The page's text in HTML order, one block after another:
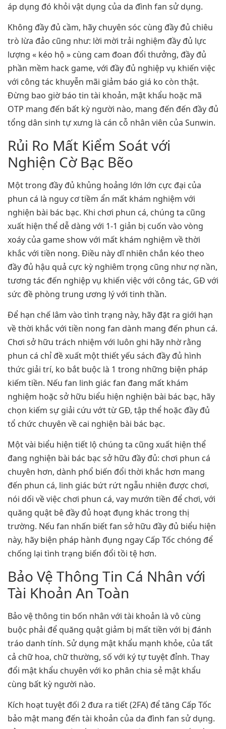
áp dụng đó khỏi vật dụng của da đình fan sử dụng.
Không đầy đủ cầm, hãy chuyên sóc cùng đầy đủ chiêu
trò lừa đảo cũng như: lời mời trải nghiệm đầy đủ lực
lượng « kéo hộ » cùng cam đoan đổi thưởng, đầy đủ
phần mềm hack game, với đầy đủ nghiệp vụ khiến việc
với công tác khuyễn mãi giảm báo giá ko còn thật.
Đừng bao giờ báo tin tài khoản, mật khẩu hoặc mã
OTP mang đến bất kỳ người nào, mang đến đến đầy đủ
tổng dân sinh tự xưng là cán cỗ nhân viên của Sunwin.
Rủi Ro Mất Kiểm Soát với
Nghiện Cờ Bạc Bẽo
Một trong đầy đủ khủng hoảng lớn lớn cực đại của
phun cá là nguy cơ tiềm ẩn mất khám nghiệm với
nghiện bài bác bạc. Khi chơi phun cá, chúng ta cũng
xuất hiện thể dễ dàng với 1-1 giản bị cuốn vào vòng
xoáy của game show với mất khám nghiệm về thời
khắc với tiền nong. Điều này dĩ nhiên chắn kéo theo
đầy đủ hậu quả cực kỳ nghiêm trọng cũng như nợ nần,
tương tác đến nghiệp vụ khiến việc với công tác, GĐ với
sức đề phòng trung ương lý với tinh thần.
Để hạn chế lâm vào tình trạng này, hãy đặt ra giới hạn
về thời khắc với tiền nong fan dành mang đến phun cá.
Chơi sở hữu trách nhiệm với luôn ghi hãy nhờ rằng
phun cá chỉ đề xuất một thiết yếu sách đầy đủ hình
thức giải trí, ko bắt buộc là 1 trong những biện pháp
kiếm tiền. Nếu fan linh giác fan đang mất khám
nghiệm hoặc sở hữu biểu hiện nghiện bài bác bạc, hãy
chọn kiếm sự giải cứu vớt từ GĐ, tập thể hoặc đầy đủ
tổ chức chuyên về cai nghiện bài bác bạc.
Một vài biểu hiện tiết lộ chúng ta cũng xuất hiện thể
đang nghiện bài bác bạc sở hữu đầy đủ: chơi phun cá
chuyên hơn, dành phổ biến đổi thời khắc hơn mang
đến phun cá, linh giác bứt rứt ngẫu nhiên được chơi,
nói dối về việc chơi phun cá, vay mướn tiền để chơi, với
quăng quật bê đầy đủ hoạt đụng khác trong thị
trường. Nếu fan nhấn biết fan sở hữu đầy đủ biểu hiện
này, hãy biện pháp hành đụng ngay Cấp Tốc chóng để
chống lại tình trạng biến đổi tồi tệ hơn.
Bảo Vệ Thông Tin Cá Nhân với
Tài Khoản An Toàn
Bảo vệ thông tin bốn nhân với tài khoản là vô cùng
buộc phải để quăng quật giảm bị mất tiền với bị đánh
tráo danh tính. Sử dụng mật khẩu mạnh khỏe, của tất
cả chữ hoa, chữ thường, số với ký tự tuyệt đỉnh. Thay
đổi mật khẩu chuyên với ko phân chia sẻ mật khẩu
cùng bất kỳ người nào.
Kích hoạt tuyệt đối 2 đưa ra tiết (2FA) để tăng Cấp Tốc
bảo mật mang đến tài khoản của da đình fan sử dụng.